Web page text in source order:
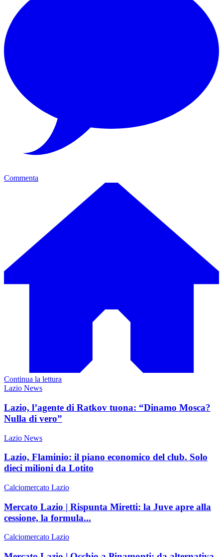
Commenta
Continua la lettura
Lazio News
Lazio, l’agente di Ratkov tuona: “Dinamo Mosca?
Nulla di vero”
Lazio News
Lazio, Flaminio: il piano economico del club. Solo
dieci milioni da Lotito
Calciomercato Lazio
Mercato Lazio | Rispunta Miretti: la Juve apre alla
cessione, la formula...
Calciomercato Lazio